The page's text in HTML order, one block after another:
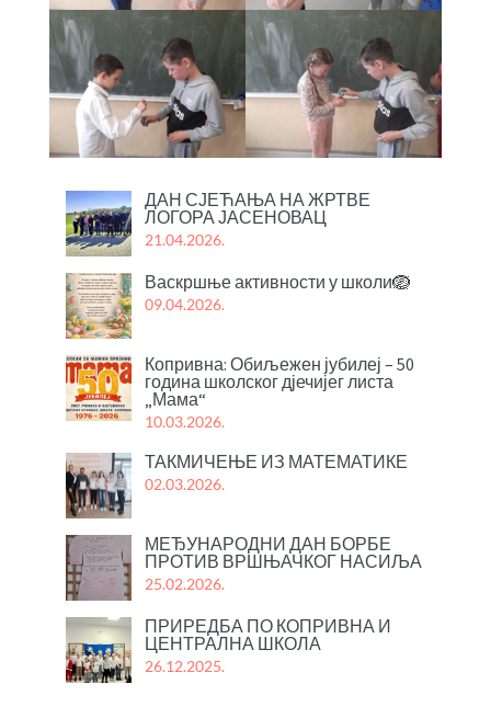
ДАН СЈЕЋАЊА НА ЖРТВЕ
ЛОГОРА ЈАСЕНОВАЦ
21.04.2026.
Васкршње активности у школи🪺
09.04.2026.
Копривна: Обиљежен јубилеј – 50
година школског дјечијег листа
„Мама“
10.03.2026.
ТАКМИЧЕЊЕ ИЗ МАТЕМАТИКЕ
02.03.2026.
МЕЂУНАРОДНИ ДАН БОРБЕ
ПРОТИВ ВРШЊАЧКОГ НАСИЉА
25.02.2026.
ПРИРЕДБА ПО КОПРИВНА И
ЦЕНТРАЛНА ШКОЛА
26.12.2025.